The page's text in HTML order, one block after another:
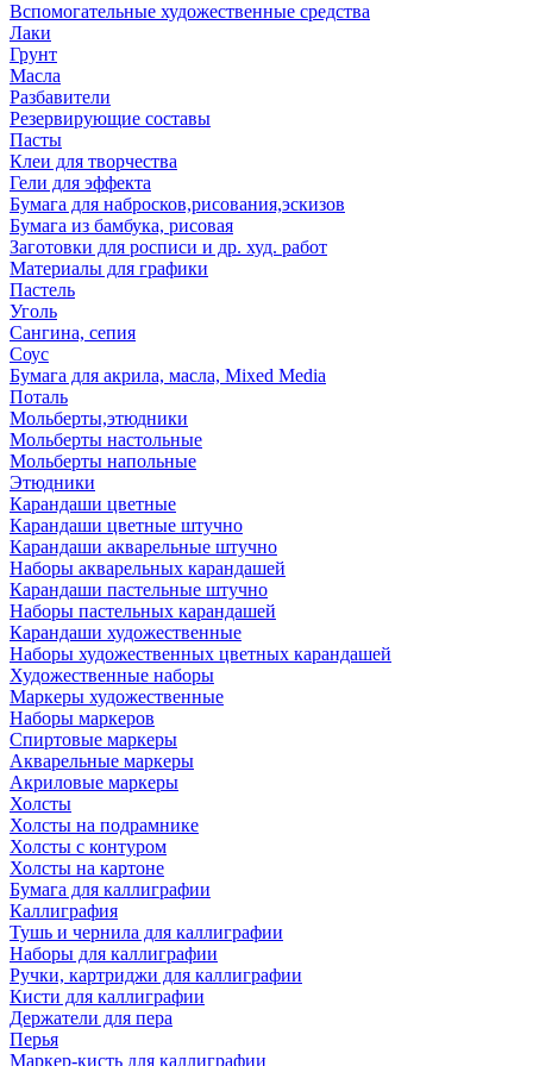
Вспомогательные художественные средства
Лаки
Грунт
Масла
Разбавители
Резервирующие составы
Пасты
Клеи для творчества
Гели для эффекта
Бумага для набросков,рисования,эскизов
Бумага из бамбука, рисовая
Заготовки для росписи и др. худ. работ
Материалы для графики
Пастель
Уголь
Сангина, сепия
Соус
Бумага для акрила, масла, Mixed Media
Поталь
Мольберты,этюдники
Мольберты настольные
Мольберты напольные
Этюдники
Карандаши цветные
Карандаши цветные штучно
Карандаши акварельные штучно
Наборы акварельных карандашей
Карандаши пастельные штучно
Наборы пастельных карандашей
Карандаши художественные
Наборы художественных цветных карандашей
Художественные наборы
Маркеры художественные
Наборы маркеров
Спиртовые маркеры
Акварельные маркеры
Акриловые маркеры
Холсты
Холсты на подрамнике
Холсты с контуром
Холсты на картоне
Бумага для каллиграфии
Каллиграфия
Тушь и чернила для каллиграфии
Наборы для каллиграфии
Ручки, картриджи для каллиграфии
Кисти для каллиграфии
Держатели для пера
Перья
Маркер-кисть для каллиграфии